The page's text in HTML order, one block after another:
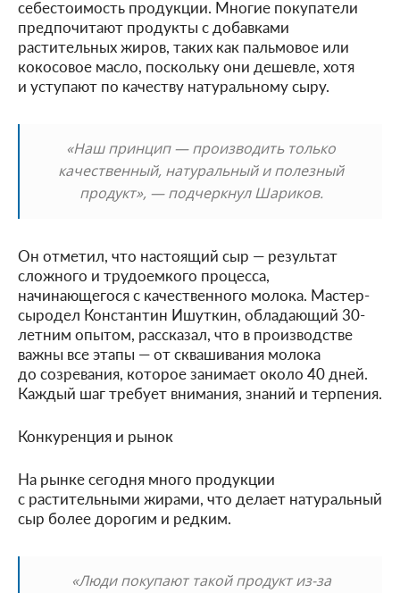
себестоимость продукции. Многие покупатели
предпочитают продукты с добавками
растительных жиров, таких как пальмовое или
кокосовое масло, поскольку они дешевле, хотя
и уступают по качеству натуральному сыру.
«Наш принцип — производить только
качественный, натуральный и полезный
продукт», — подчеркнул Шариков.
Он отметил, что настоящий сыр — результат
сложного и трудоемкого процесса,
начинающегося с качественного молока. Мастер-
сыродел Константин Ишуткин, обладающий 30-
летним опытом, рассказал, что в производстве
важны все этапы — от сквашивания молока
до созревания, которое занимает около 40 дней.
Каждый шаг требует внимания, знаний и терпения.
Конкуренция и рынок
На рынке сегодня много продукции
с растительными жирами, что делает натуральный
сыр более дорогим и редким.
«Люди покупают такой продукт из-за